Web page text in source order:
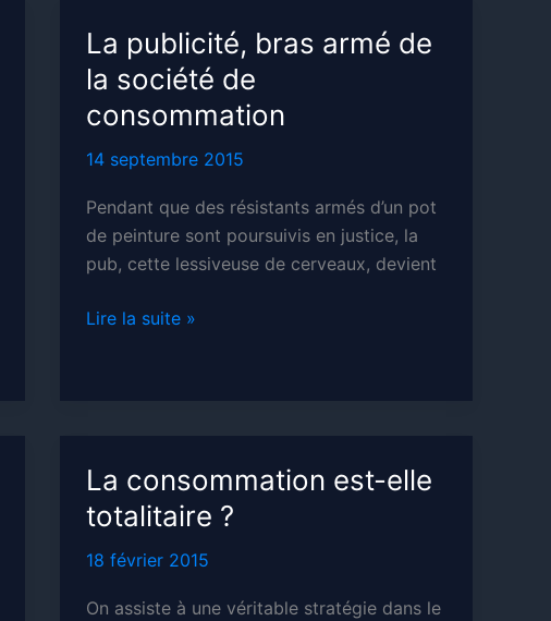
La publicité, bras armé de
la société de
consommation
14 septembre 2015
Pendant que des résistants armés d’un pot
de peinture sont poursuivis en justice, la
pub, cette lessiveuse de cerveaux, devient
La
société
de
Lire la suite »
La consommation est-elle
totalitaire ?
18 février 2015
On assiste à une véritable stratégie dans le